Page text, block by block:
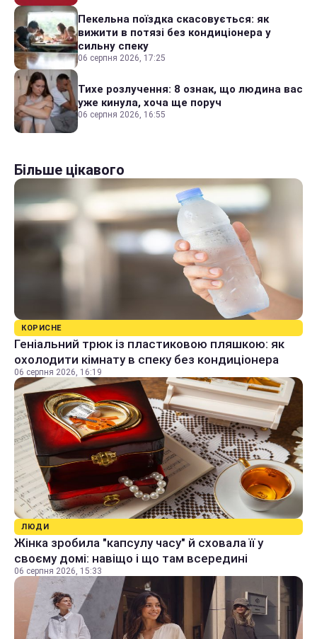
Пекельна поїздка скасовується: як
вижити в потязі без кондиціонера у
сильну спеку
06 серпня 2026, 17:25
Тихе розлучення: 8 ознак, що людина вас
уже кинула, хоча ще поруч
06 серпня 2026, 16:55
Більше цікавого
КОРИСНЕ
Геніальний трюк із пластиковою пляшкою: як
охолодити кімнату в спеку без кондиціонера
06 серпня 2026, 16:19
ЛЮДИ
Жінка зробила "капсулу часу" й сховала її у
своєму домі: навіщо і що там всередині
06 серпня 2026, 15:33